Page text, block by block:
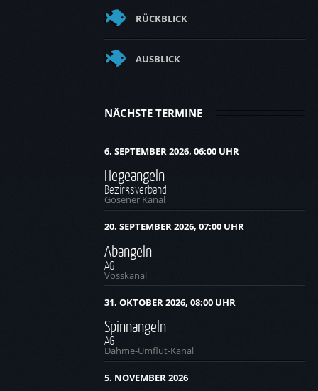
RÜCKBLICK
AUSBLICK
NÄCHSTE TERMINE
6. SEPTEMBER 2026, 06:00 UHR
Hegeangeln
Bezirksverband
Gosener Kanal
20. SEPTEMBER 2026, 07:00 UHR
Abangeln
AG
Vosskanal
31. OKTOBER 2026, 08:00 UHR
Spinnangeln
AG
Dahme-Umflut-Kanal
5. NOVEMBER 2026